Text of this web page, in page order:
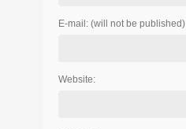
E-mail: (will not be published)
Website: